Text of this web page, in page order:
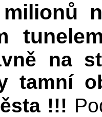
milionů
na
tamní
!!!